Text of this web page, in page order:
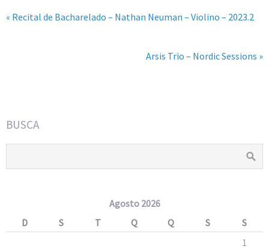
« Recital de Bacharelado – Nathan Neuman – Violino – 2023.2
Arsis Trio – Nordic Sessions »
BUSCA
Agosto 2026
D
S T Q Q S
S
1